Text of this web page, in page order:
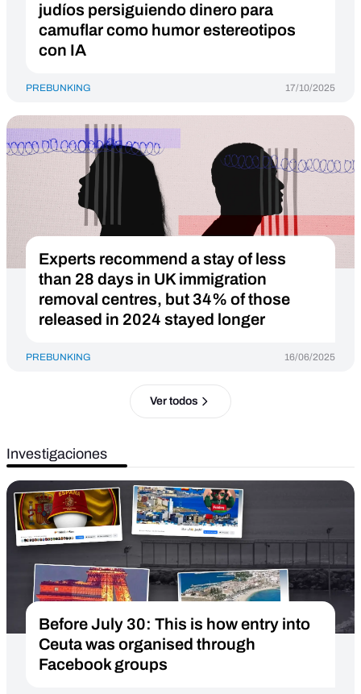
judíos persiguiendo dinero para
camuflar como humor estereotipos
con IA
PREBUNKING 17/10/2025
Experts recommend a stay of less
than 28 days in UK immigration
removal centres, but 34% of those
released in 2024 stayed longer
PREBUNKING 16/06/2025
Ver todos
Investigaciones
Before July 30: This is how entry into
Ceuta was organised through
Facebook groups